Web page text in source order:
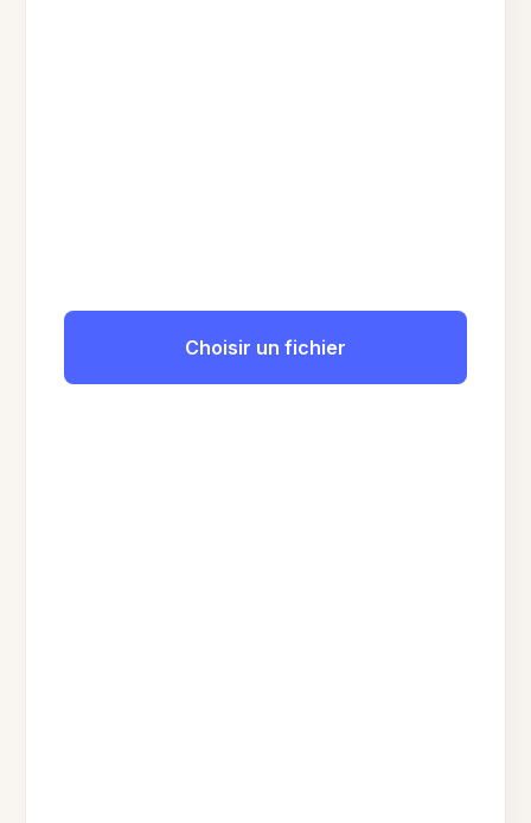
Choisir un fichier